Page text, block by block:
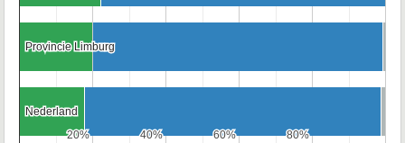
20%
20% 40%
40% 60%
60% 80%
80%
Provincie Limburg
Provincie Limburg
Nederland
Nederland